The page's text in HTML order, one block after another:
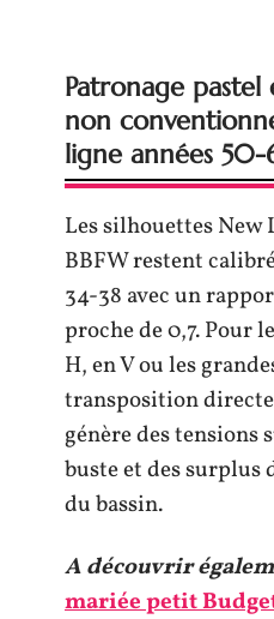
Patronage
non
ligne années
Les silhouettes New
BBFW restent
34-38 avec un
proche de 0,7. Pour
H, en V ou les
transposition directe
génère des tensions
buste et des surplus
du bassin.
A découvrir
mariée petit